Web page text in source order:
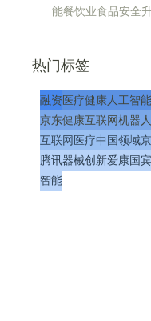
能餐饮业食品安全
热门标签
融资医疗健康人工智能
京东健康互联网机器人
互联网医疗中国领域
腾讯器械创新爱康国宾
智能